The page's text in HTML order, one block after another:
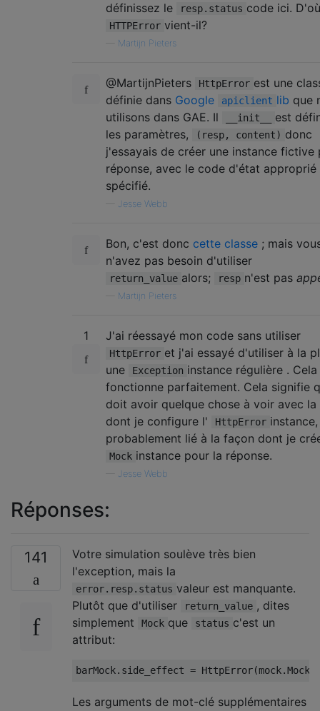
définissez le
resp.status code ici. D'où
HTTPError vient-il?
Martijn Pieters
@MartijnPieters HttpError est une
définie dans Google apiclient lib que
utilisons dans GAE. Il
__init__
est
les paramètres,
(resp, content) donc
j'essayais de créer une instance fictive
réponse, avec le code d'état approprié
spécifié.
Jesse Webb
Bon, c'est donc cette classe ; mais
n'avez pas besoin d'utiliser
return_value alors; resp n'est pas
Martijn Pieters
1 J'ai réessayé mon code sans utiliser
HttpError et j'ai essayé d'utiliser à la
une
Exception instance régulière . Cela
fonctionne parfaitement. Cela signifie
doit avoir quelque chose à voir avec la
dont je configure l'
HttpError instance,
probablement lié à la façon dont je
Mock instance pour la réponse.
Jesse Webb
Réponses:
141
Votre simulation soulève très bien
l'exception, mais la
error.resp.status valeur est manquante.
Plutôt que d'utiliser
return_value , dites
simplement
Mock que status c'est un
attribut:
barMock. side_effect = HttpError(mock.Mock
Les arguments de mot-clé supplémentaires